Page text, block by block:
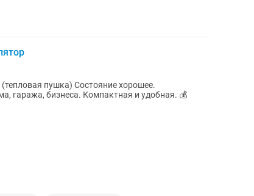
Состояние хорошее.
гаража, бизнеса. Компактная и удобная. 💰